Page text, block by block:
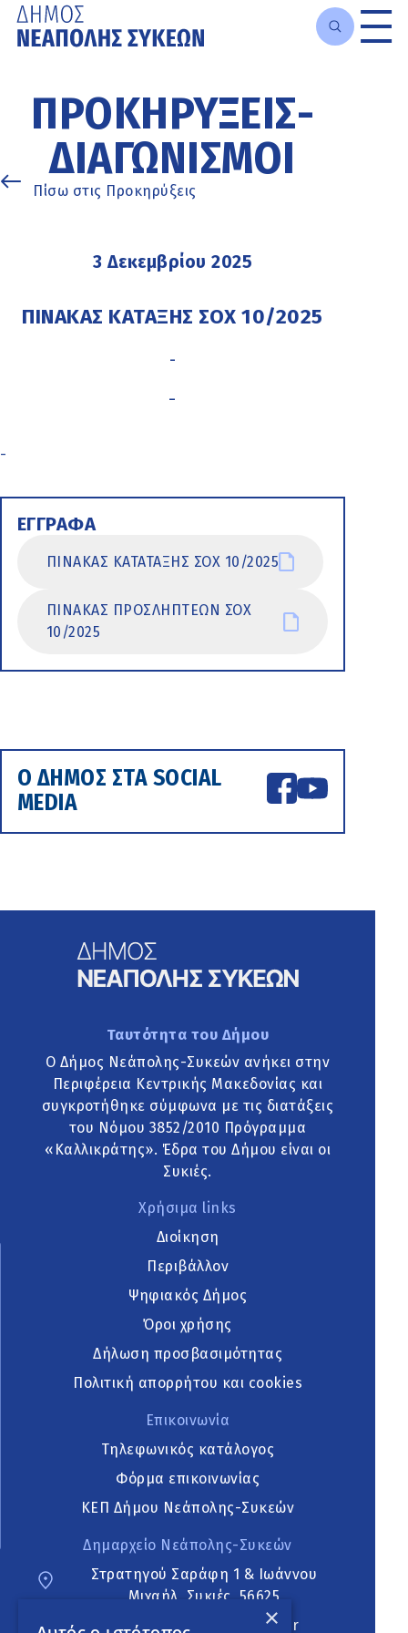
κυρίως
περιεχόμενο
ΠΡΟΚΗΡΎΞΕΙΣ-
ΔΙΑΓΩΝΙΣΜΟΊ
Πίσω στις Προκηρύξεις
3 Δεκεμβρίου 2025
ΠΙΝΑΚΑΣ ΚΑΤΑΞΗΣ ΣΟΧ 10/2025
-
-
-
ΕΓΓΡΑΦΑ
ΠΙΝΑΚΑΣ ΚΑΤΑΤΑΞΗΣ ΣΟΧ 10/2025
ΠΙΝΑΚΑΣ ΠΡΟΣΛΗΠΤΕΩΝ ΣΟΧ
10/2025
Ο ΔΗΜΟΣ ΣΤΑ SOCIAL
MEDIA
Ταυτότητα του Δήμου
Ο Δήμος Νεάπολης-Συκεών ανήκει στην
Περιφέρεια Κεντρικής Μακεδονίας και
συγκροτήθηκε σύμφωνα με τις διατάξεις
του Νόμου 3852/2010 Πρόγραμμα
«Καλλικράτης». Έδρα του Δήμου είναι οι
Συκιές.
Χρήσιμα links
Διοίκηση
Περιβάλλον
Ψηφιακός Δήμος
Όροι χρήσης
Δήλωση προσβασιμότητας
Πολιτική απορρήτου και cookies
Επικοινωνία
Τηλεφωνικός κατάλογος
Φόρμα επικοινωνίας
ΚΕΠ Δήμου Νεάπολης-Συκεών
Δημαρχείο Νεάπολης-Συκεών
Στρατηγού Σαράφη 1 & Ιωάννου
Μιχαήλ, Συκιές, 56625
neapoli.sykies@ddt.gov.gr
×